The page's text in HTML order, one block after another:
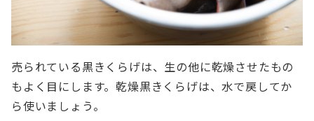
売られている黒きくらげは、生の他に乾燥させたもの
もよく目にします。乾燥黒きくらげは、水で戻してか
ら使いましょう。